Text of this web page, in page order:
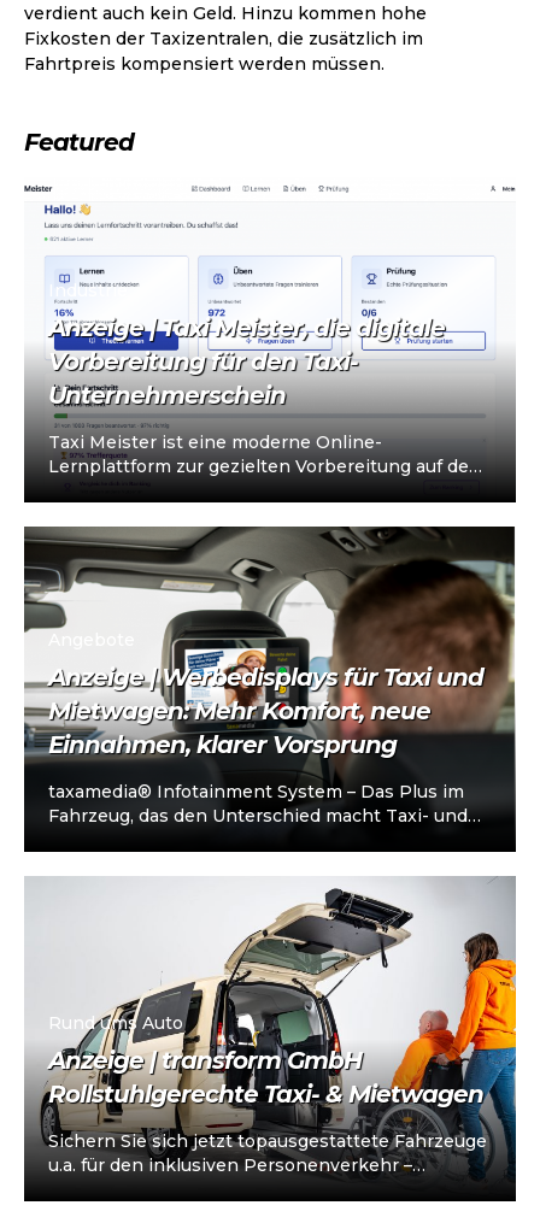
verdient auch kein Geld. Hinzu kommen hohe
Fixkosten der Taxizentralen, die zusätzlich im
Fahrtpreis kompensiert werden müssen.
Featured
Industrie
Anzeige | Taxi Meister, die digitale
Vorbereitung für den Taxi-
Unternehmerschein
Taxi Meister ist eine moderne Online-
Lernplattform zur gezielten Vorbereitung auf den
Anzeige | Werbedisplays für Taxi und
Mietwagen: Mehr Komfort, neue
Einnahmen, klarer Vorsprung
taxamedia® Infotainment System – Das Plus im
Fahrzeug, das den Unterschied macht Taxi- und
Rund ums Auto
Anzeige | transform GmbH
Rollstuhlgerechte Taxi- & Mietwagen
Sichern Sie sich jetzt topausgestattete Fahrzeuge
u.a. für den inklusiven Personenverkehr –